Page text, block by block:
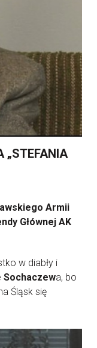
„STEFANIA
Armii
Głównej AK
w diabły i
Sochaczewa, bo
Śląsk się